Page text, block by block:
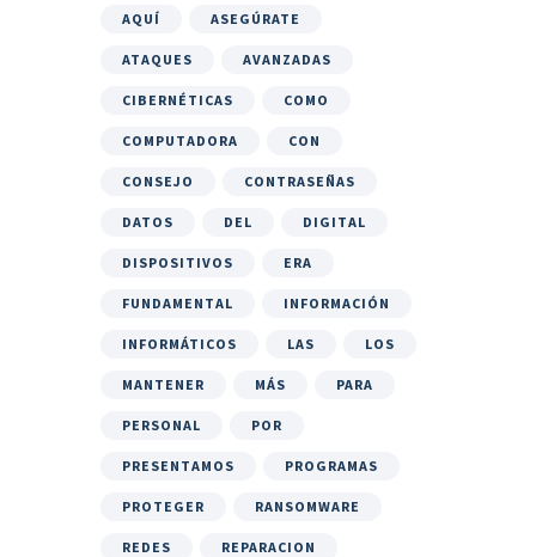
AQUÍ ASEGÚRATE
ATAQUES AVANZADAS
CIBERNÉTICAS COMO
COMPUTADORA CON
CONSEJO CONTRASEÑAS
DATOS DEL DIGITAL
DISPOSITIVOS ERA
FUNDAMENTAL INFORMACIÓN
INFORMÁTICOS LAS LOS
MANTENER MÁS PARA
PERSONAL POR
PRESENTAMOS PROGRAMAS
PROTEGER RANSOMWARE
REDES REPARACION